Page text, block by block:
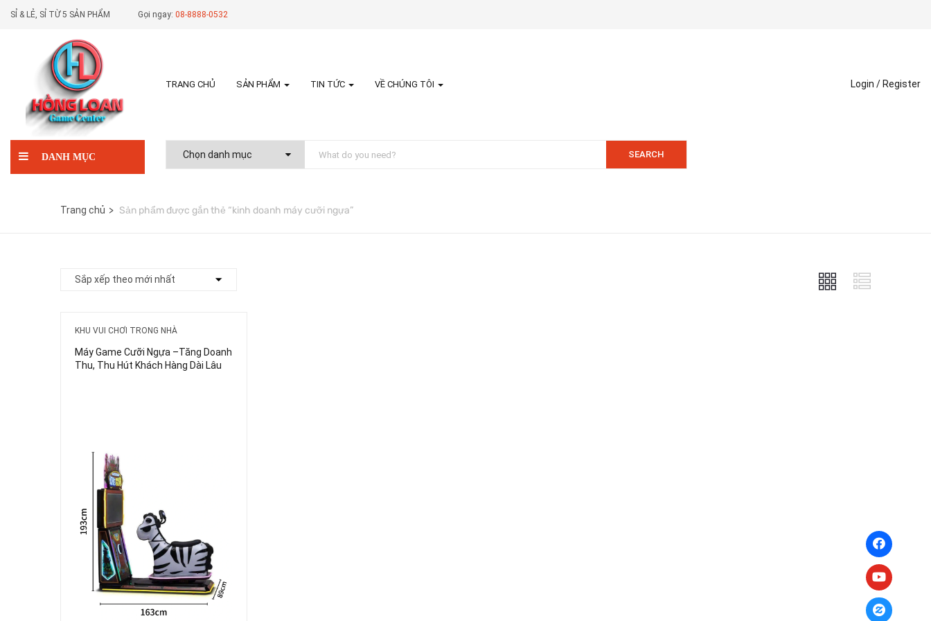
SỈ & LẺ, SỈ TỪ 5 SẢN PHẨM Gọi ngay: 08-8888-0532
TRANG CHỦ SẢN PHẨM TIN TỨC VỀ CHÚNG TÔI Login / Register
DANH MỤC SEARCH
Trang chủ Sản phẩm được gắn thẻ “kinh doanh máy cưỡi ngựa”
KHU VUI CHƠI TRONG NHÀ
Máy Game Cưỡi Ngựa –Tăng Doanh
Thu, Thu Hút Khách Hàng Dài Lâu